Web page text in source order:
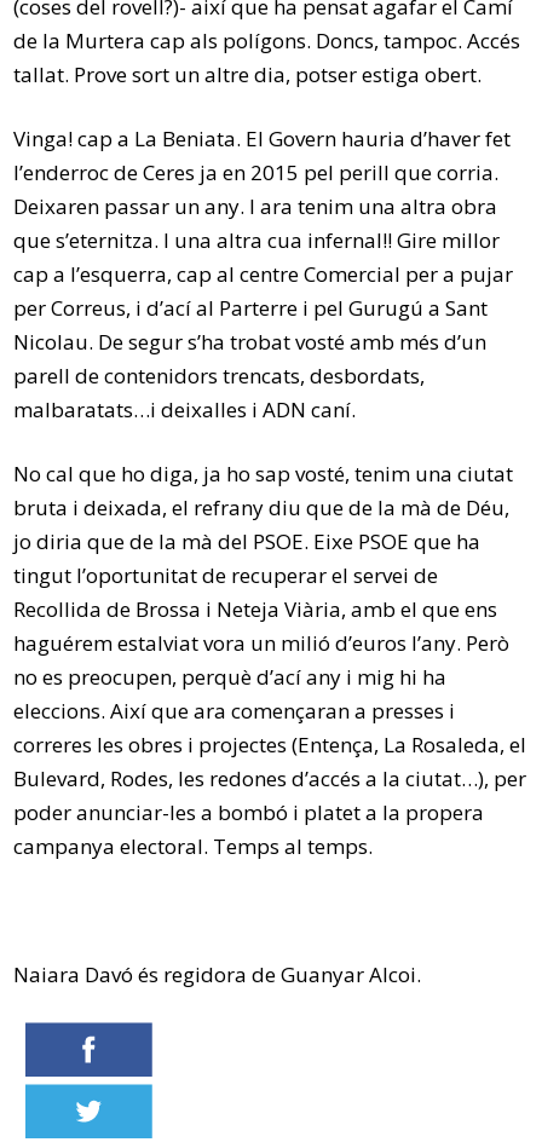
(coses del rovell?)- així que ha pensat agafar el Camí
de la Murtera cap als polígons. Doncs, tampoc. Accés
tallat. Prove sort un altre dia, potser estiga obert.
Vinga! cap a La Beniata. El Govern hauria d’haver fet
l’enderroc de Ceres ja en 2015 pel perill que corria.
Deixaren passar un any. I ara tenim una altra obra
que s’eternitza. I una altra cua infernal!! Gire millor
cap a l’esquerra, cap al centre Comercial per a pujar
per Correus, i d’ací al Parterre i pel Gurugú a Sant
Nicolau. De segur s’ha trobat vosté amb més d’un
parell de contenidors trencats, desbordats,
malbaratats…i deixalles i ADN caní.
No cal que ho diga, ja ho sap vosté, tenim una ciutat
bruta i deixada, el refrany diu que de la mà de Déu,
jo diria que de la mà del PSOE. Eixe PSOE que ha
tingut l’oportunitat de recuperar el servei de
Recollida de Brossa i Neteja Viària, amb el que ens
haguérem estalviat vora un milió d’euros l’any. Però
no es preocupen, perquè d’ací any i mig hi ha
eleccions. Així que ara començaran a presses i
correres les obres i projectes (Entença, La Rosaleda, el
Bulevard, Rodes, les redones d’accés a la ciutat…), per
poder anunciar-les a bombó i platet a la propera
campanya electoral. Temps al temps.
Naiara Davó és regidora de Guanyar Alcoi.